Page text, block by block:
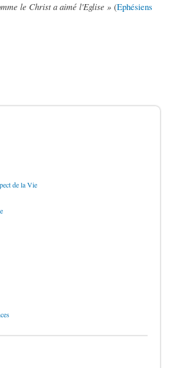
le Christ a aimé l'Eglise » (Ephésiens
de la Vie